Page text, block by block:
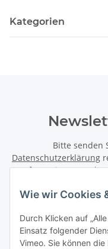
Wie wir Cookies
Durch Klicken auf
Einsatz folgender
Vimeo. Sie können
Kategorien
Bitte senden
Datenschutzerklärung
Informationen zu
Newsletter Abonnieren
Informationen